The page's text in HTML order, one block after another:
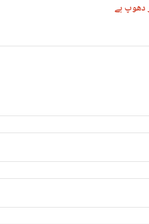
دھوپ ہے